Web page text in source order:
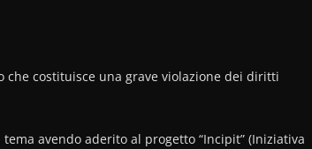
costituisce una grave violazione dei diritti
avendo aderito al progetto “Incipit” (Iniziativa